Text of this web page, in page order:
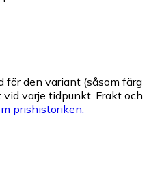
för den variant (såsom färg
varje tidpunkt. Frakt och
prishistoriken.